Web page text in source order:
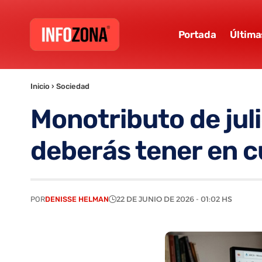
Portada
Inicio › Sociedad
Monotributo de
deberás tener en
PORDENISSE HELMAN 22 DE JUNIO DE 2026 - 01:02 HS